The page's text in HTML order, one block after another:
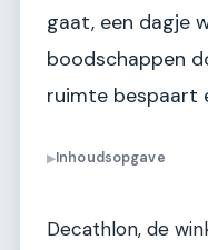
gaat, een dagje
boodschappen
ruimte bespaart
▶Inhoudsopgave
Decathlon, de